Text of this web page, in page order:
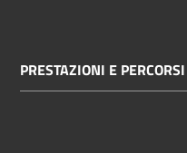
PRESTAZIONI E